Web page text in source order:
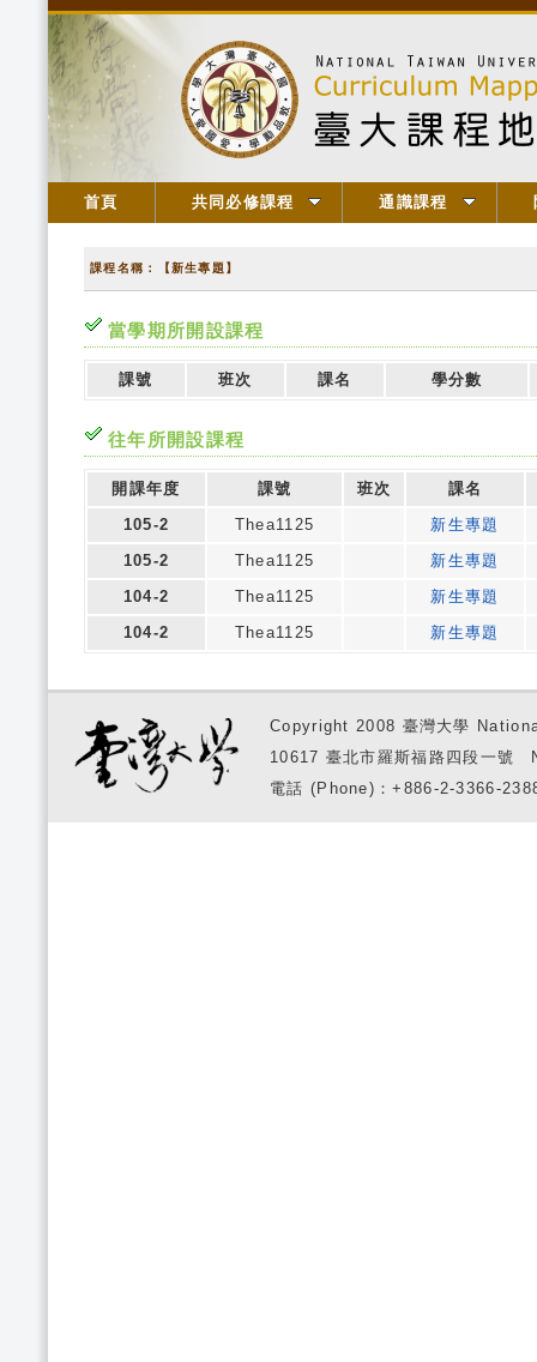
首頁 共同必修課程 通識課程
課程名稱：【新生專題】
當學期所開設課程
課號 班次 課名 學分數
往年所開設課程
開課年度 課號 班次
課名
105-2
Thea1125
新生專題
105-2
Thea1125
新生專題
104-2
Thea1125
新生專題
104-2
Thea1125 新生專題
Copyright 2008 臺灣大學
10617 臺北市羅斯福路四段一
電話 (Phone)：+886-2-3366-